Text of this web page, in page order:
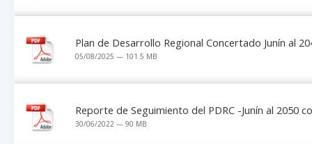
Plan de Desarrollo Regional Concertado Junín al
05/08/2025 — 101.5 MB
Reporte de Seguimiento del PDRC -Junín al 2050
30/06/2022 — 90 MB